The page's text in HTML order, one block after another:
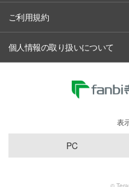
ご利用規約
個人情報の取り扱いについて
表
PC